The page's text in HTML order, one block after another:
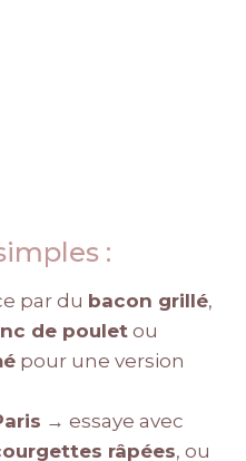
:
par du bacon grillé,
de poulet ou
pour une version
→ essaye avec
râpées, ou